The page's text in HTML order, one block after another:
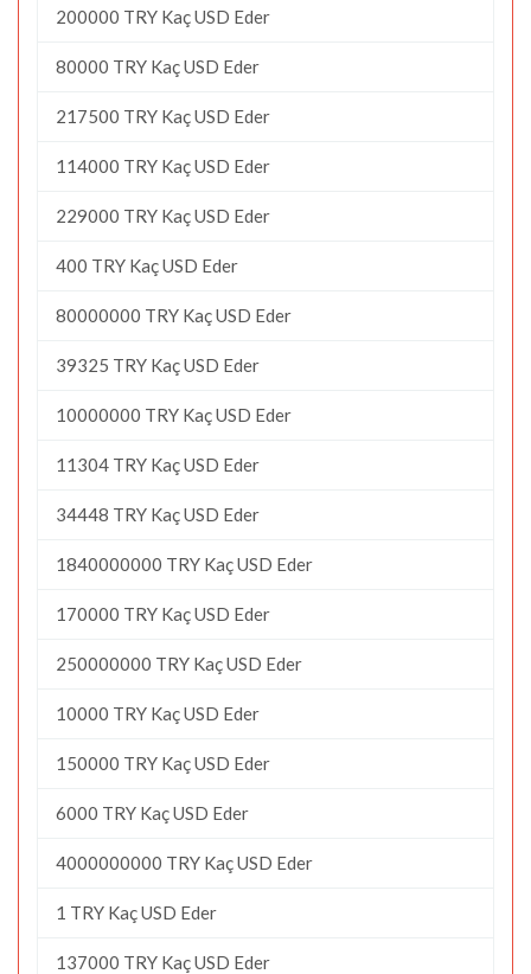
200000 TRY Kaç USD Eder
80000 TRY Kaç USD Eder
217500 TRY Kaç USD Eder
114000 TRY Kaç USD Eder
229000 TRY Kaç USD Eder
400 TRY Kaç USD Eder
80000000 TRY Kaç USD Eder
39325 TRY Kaç USD Eder
10000000 TRY Kaç USD Eder
11304 TRY Kaç USD Eder
34448 TRY Kaç USD Eder
1840000000 TRY Kaç USD Eder
170000 TRY Kaç USD Eder
250000000 TRY Kaç USD Eder
10000 TRY Kaç USD Eder
150000 TRY Kaç USD Eder
6000 TRY Kaç USD Eder
4000000000 TRY Kaç USD Eder
1 TRY Kaç USD Eder
137000 TRY Kaç USD Eder